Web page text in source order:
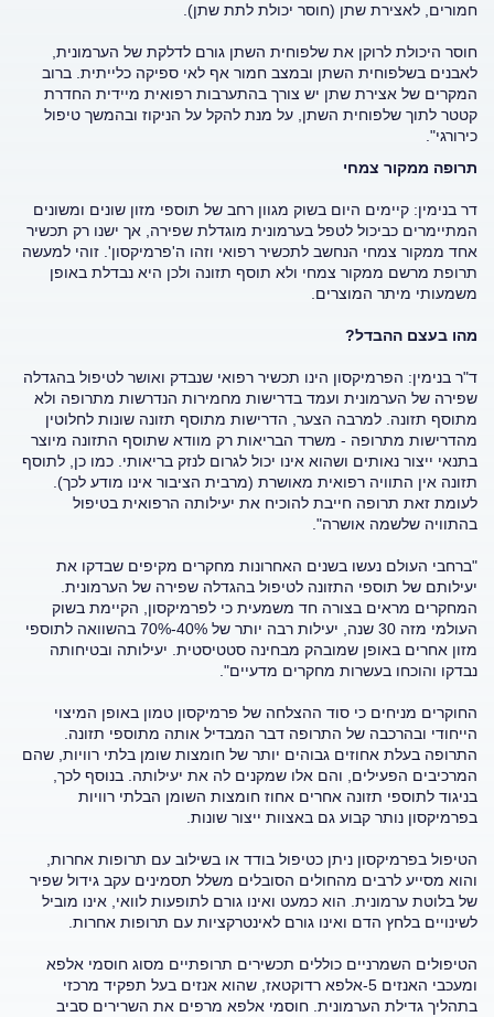
חמורים, לאצירת שתן (חוסר יכולת לתת שתן).
חוסר היכולת לרוקן את שלפוחית השתן גורם לדלקת של הערמונית,
לאבנים בשלפוחית השתן ובמצב חמור אף לאי ספיקה כלייתית. ברוב
המקרים של אצירת שתן יש צורך בהתערבות רפואית מיידית החדרת
קטטר לתוך שלפוחית השתן, על מנת להקל על הניקוז ובהמשך טיפול
כירורגי".
תרופה ממקור צמחי
דר בנימין: קיימים היום בשוק מגוון רחב של תוספי מזון שונים ומשונים
המתיימרים כביכול לטפל בערמונית מוגדלת שפירה, אך ישנו רק תכשיר
אחד ממקור צמחי הנחשב לתכשיר רפואי וזהו ה'פרמיקסון'. זוהי למעשה
תרופת מרשם ממקור צמחי ולא תוסף תזונה ולכן היא נבדלת באופן
משמעותי מיתר המוצרים.
מהו בעצם ההבדל?
ד"ר בנימין: הפרמיקסון הינו תכשיר רפואי שנבדק ואושר לטיפול בהגדלה
שפירה של הערמונית ועמד בדרישות מחמירות הנדרשות מתרופה ולא
מתוסף תזונה. למרבה הצער, הדרישות מתוסף תזונה שונות לחלוטין
מהדרישות מתרופה - משרד הבריאות רק מוודא שתוסף התזונה מיוצר
בתנאי ייצור נאותים ושהוא אינו יכול לגרום לנזק בריאותי. כמו כן, לתוסף
תזונה אין התוויה רפואית מאושרת (מרבית הציבור אינו מודע לכך).
לעומת זאת תרופה חייבת להוכיח את יעילותה הרפואית בטיפול
בהתוויה שלשמה אושרה".
"ברחבי העולם נעשו בשנים האחרונות מחקרים מקיפים שבדקו את
יעילותם של תוספי התזונה לטיפול בהגדלה שפירה של הערמונית.
המחקרים מראים בצורה חד משמעית כי לפרמיקסון, הקיימת בשוק
העולמי מזה 30 שנה, יעילות רבה יותר של 40%-70% בהשוואה לתוספי
מזון אחרים באופן שמובהק מבחינה סטטיסטית. יעילותה ובטיחותה
נבדקו והוכחו בעשרות מחקרים מדעיים".
החוקרים מניחים כי סוד ההצלחה של פרמיקסון טמון באופן המיצוי
הייחודי ובהרכבה של התרופה דבר המבדיל אותה מתוספי תזונה.
התרופה בעלת אחוזים גבוהים יותר של חומצות שומן בלתי רוויות, שהם
המרכיבים הפעילים, והם אלו שמקנים לה את יעילותה. בנוסף לכך,
בניגוד לתוספי תזונה אחרים אחוז חומצות השומן הבלתי רוויות
בפרמיקסון נותר קבוע גם באצוות ייצור שונות.
הטיפול בפרמיקסון ניתן כטיפול בודד או בשילוב עם תרופות אחרות,
והוא מסייע לרבים מהחולים הסובלים משלל תסמינים עקב גידול שפיר
של בלוטת ערמונית. הוא כמעט ואינו גורם לתופעות לוואי, אינו מוביל
לשינויים בלחץ הדם ואינו גורם לאינטרקציות עם תרופות אחרות.
הטיפולים השמרניים כוללים תכשירים תרופתיים מסוג חוסמי אלפא
ומעכבי האנזים 5-אלפא רדוקטאז, שהוא אנזים בעל תפקיד מרכזי
בתהליך גדילת הערמונית. חוסמי אלפא מרפים את השרירים סביב